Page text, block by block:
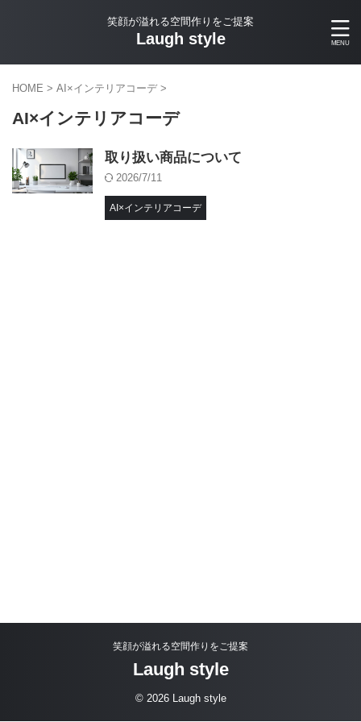
笑顔が溢れる空間作りをご提案
Laugh style
HOME > AI×インテリアコーデ >
AI×インテリアコーデ
取り扱い商品について
2026/7/11
AI×インテリアコーデ
笑顔が溢れる空間作りをご提案
Laugh style
© 2026 Laugh style